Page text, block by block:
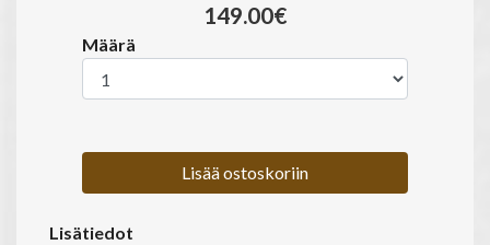
149.00€
Määrä
Lisää ostoskoriin
Lisätiedot